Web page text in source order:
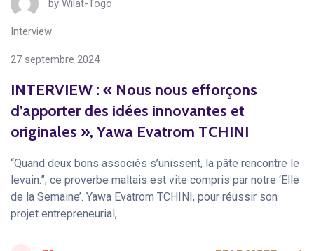
by Wilat-Togo
Interview
27 septembre 2024
INTERVIEW : « Nous nous efforçons
d’apporter des idées innovantes et
originales », Yawa Evatrom TCHINI
“Quand deux bons associés s’unissent, la pâte rencontre le
levain.”, ce proverbe maltais est vite compris par notre ‘Elle
de la Semaine’. Yawa Evatrom TCHINI, pour réussir son
projet entrepreneurial,